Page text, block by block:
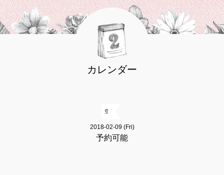
カレンダー
空
2018-02-09 (Fri)
予約可能